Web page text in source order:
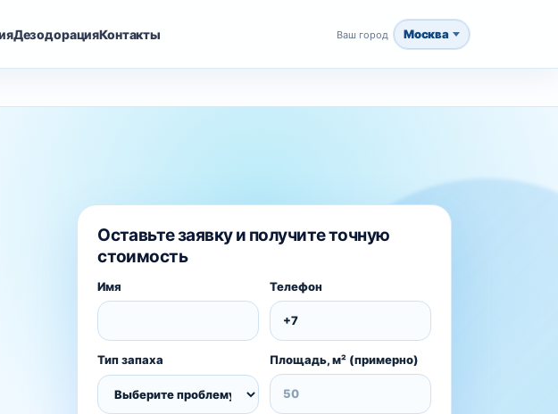
ДезодорацияКонтакты Ваш город Москва
Оставьте заявку и получите точную
стоимость
Имя Телефон
Тип запаха Площадь, м² (примерно)